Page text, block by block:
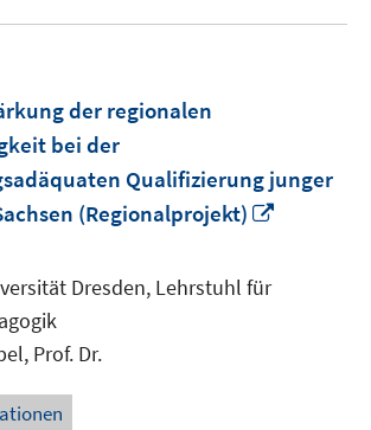
der regionalen
bei der
Qualifizierung junger
(Regionalprojekt)
Dresden, Lehrstuhl für
Prof. Dr.